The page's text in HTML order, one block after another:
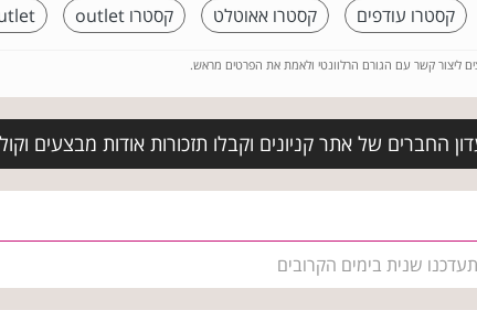
קסטרו עודפים קסטרו אאוטלט קסטרו outlet
ליצור קשר עם הגורם הרלוונטי ולאמת את הפרטים מראש.
החברים של אתר קניונים וקבלו תזכורות אודות מבצעים
שנית בימים הקרובים